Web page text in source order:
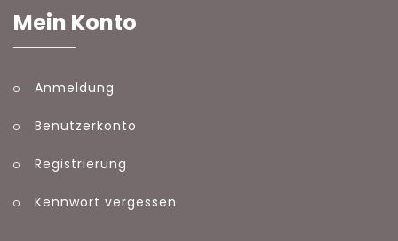
Mein Konto
Anmeldung
Benutzerkonto
Registrierung
Kennwort vergessen